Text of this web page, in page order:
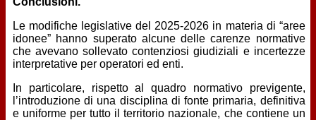
Le modifiche legislative del 2025-2026 in materia di “aree
idonee” hanno superato alcune delle carenze normative
che avevano sollevato contenziosi giudiziali e incertezze
interpretative per operatori ed enti.
In particolare, rispetto al quadro normativo previgente,
l’introduzione di una disciplina di fonte primaria, definitiva
e uniforme per tutto il territorio nazionale, che contiene un